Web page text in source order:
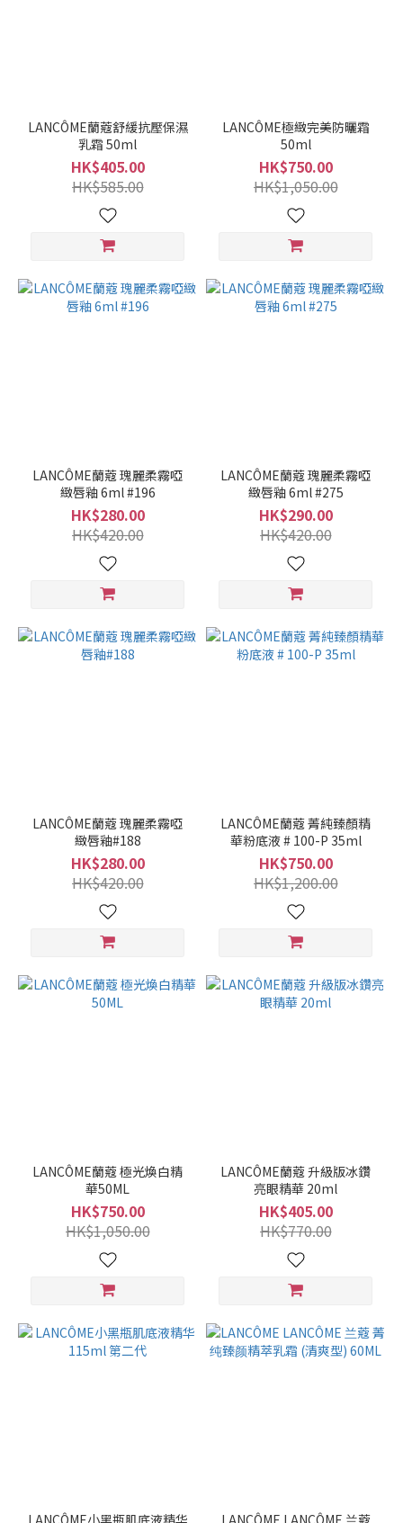
LANCÔME蘭蔻舒緩抗壓保濕
乳霜 50ml
HK$405.00
HK$585.00
LANCÔME極緻完美防曬霜
50ml
HK$750.00
HK$1,050.00
LANCÔME蘭蔻 瑰麗柔霧啞
緻唇釉 6ml #196
HK$280.00
HK$420.00
LANCÔME蘭蔻 瑰麗柔霧啞
緻唇釉 6ml #275
HK$290.00
HK$420.00
LANCÔME蘭蔻 瑰麗柔霧啞
緻唇釉#188
HK$280.00
HK$420.00
LANCÔME蘭蔻 菁純臻顏精
華粉底液 # 100-P 35ml
HK$750.00
HK$1,200.00
LANCÔME蘭蔻 極光煥白精
華50ML
HK$750.00
HK$1,050.00
LANCÔME蘭蔻 升級版冰鑽
亮眼精華 20ml
HK$405.00
HK$770.00
LANCÔME小黑瓶肌底液精华 LANCÔME LANCÔME 兰蔻